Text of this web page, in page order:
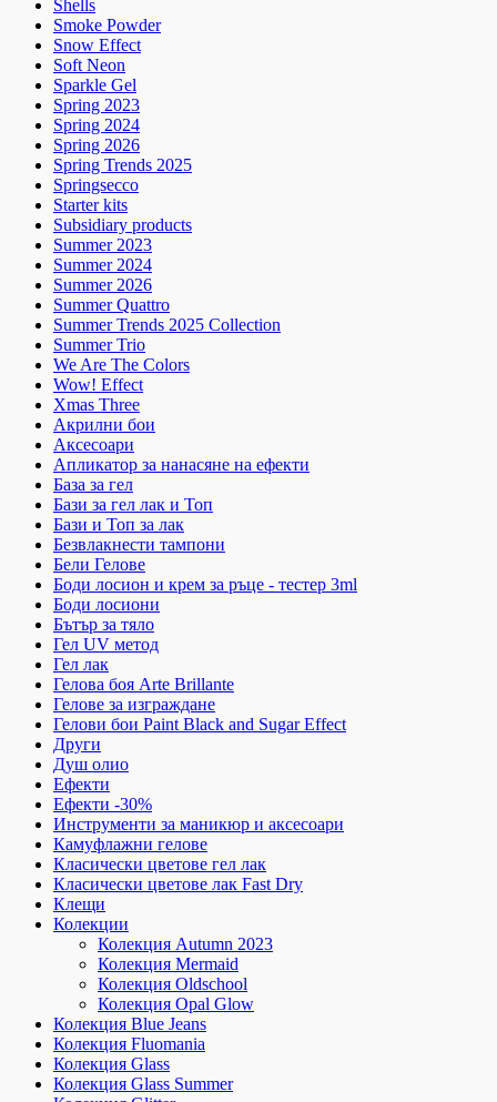
Shells
Smoke Powder
Snow Effect
Soft Neon
Sparkle Gel
Spring 2023
Spring 2024
Spring 2026
Spring Trends 2025
Springsecco
Starter kits
Subsidiary products
Summer 2023
Summer 2024
Summer 2026
Summer Quattro
Summer Trends 2025 Collection
Summer Trio
We Are The Colors
Wow! Effect
Xmas Three
Акрилни бои
Аксесоари
Апликатор за нанасяне на ефекти
База за гел
Бази за гел лак и Топ
Бази и Топ за лак
Безвлакнести тампони
Бели Гелове
Боди лосион и крем за ръце - тестер 3ml
Боди лосиони
Бътър за тяло
Гел UV метод
Гел лак
Гелова боя Arte Brillante
Гелове за изграждане
Гелови бои Paint Black and Sugar Effect
Други
Душ олио
Ефекти
Ефекти -30%
Инструменти за маникюр и аксесоари
Камуфлажни гелове
Класически цветове гел лак
Класически цветове лак Fast Dry
Клещи
Колекции
Колекция Autumn 2023
Колекция Mermaid
Колекция Oldschool
Колекция Opal Glow
Колекция Blue Jeans
Колекция Fluomania
Колекция Glass
Колекция Glass Summer